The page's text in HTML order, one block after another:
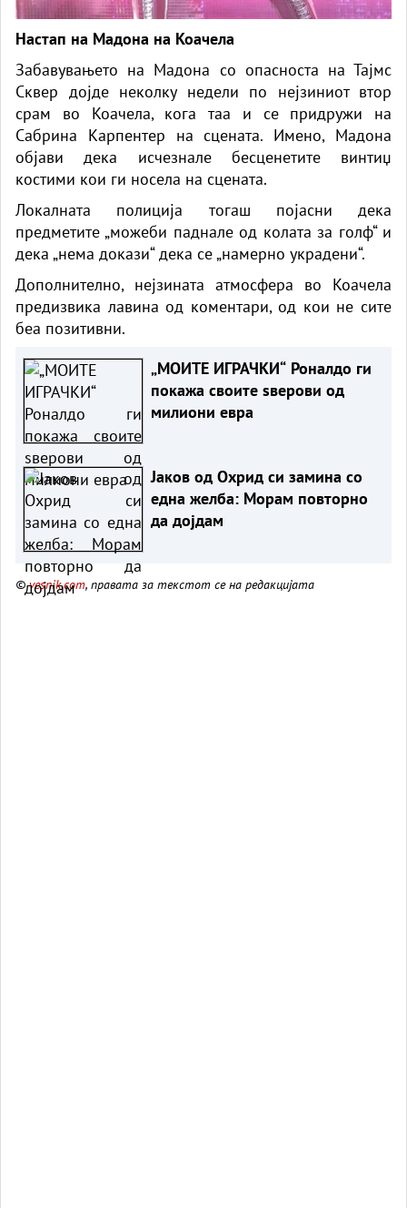
Настап на Мадона на Коачела
Забавувањето на Мадона со опасноста на Тајмс
Сквер дојде неколку недели по нејзиниот втор
срам во Коачела, кога таа и се придружи на
Сабрина Карпентер на сцената. Имено, Мадона
објави дека исчезнале бесценетите винтиџ
костими кои ги носела на сцената.
Локалната полиција тогаш појасни дека
предметите „можеби паднале од колата за голф“ и
дека „нема докази“ дека се „намерно украдени“.
Дополнително, нејзината атмосфера во Коачела
предизвика лавина од коментари, од кои не сите
беа позитивни.
„МОИТЕ ИГРАЧКИ“ Роналдо ги
покажа своите ѕверови од
милиони евра
Јаков од Охрид си замина со
една желба: Морам повторно
да дојдам
©vesnik.com, правата за текстот се на редакцијата